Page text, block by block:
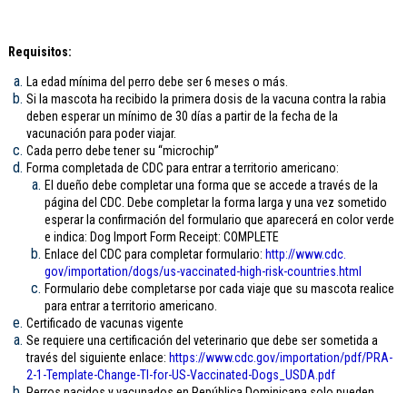
Requisitos:
La edad mínima del perro debe ser 6 meses o más.
Si la mascota ha recibido la primera dosis de la vacuna contra la rabia
deben esperar un mínimo de 30 días a partir de la fecha de la
vacunación para poder viajar.
Cada perro debe tener su “microchip”
Forma completada de CDC para entrar a territorio americano:
El dueño debe completar una forma que se accede a través de la
página del CDC. Debe completar la forma larga y una vez sometido
esperar la confirmación del formulario que aparecerá en color verde
e indica: Dog Import Form Receipt: COMPLETE
Enlace del CDC para completar formulario: http://www.cdc.
gov/importation/dogs/us-vaccinated-high-risk-countries.html
Formulario debe completarse por cada viaje que su mascota realice
para entrar a territorio americano.
Certificado de vacunas vigente
Se requiere una certificación del veterinario que debe ser sometida a
través del siguiente enlace: https://www.cdc.gov/importation/pdf/PRA-
2-1-Template-Change-TI-for-US-Vaccinated-Dogs_USDA.pdf